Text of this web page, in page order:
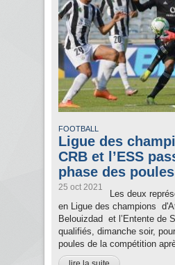
FOOTBALL
Ligue des
CRB et l’ESS
phase des poules
25 oct 2021
Les deux
en Ligue des champions
Belouizdad et l’Entente de
qualifiés, dimanche soir,
poules de la compétition